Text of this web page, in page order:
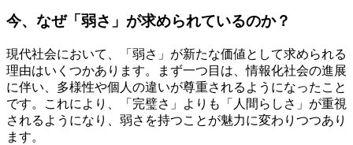
今、なぜ「弱さ」が求められているのか？
現代社会において、「弱さ」が新たな価値として求められる
理由はいくつかあります。まず一つ目は、情報化社会の進展
に伴い、多様性や個人の違いが尊重されるようになったこと
です。これにより、「完璧さ」よりも「人間らしさ」が重視
されるようになり、弱さを持つことが魅力に変わりつつあり
ます。